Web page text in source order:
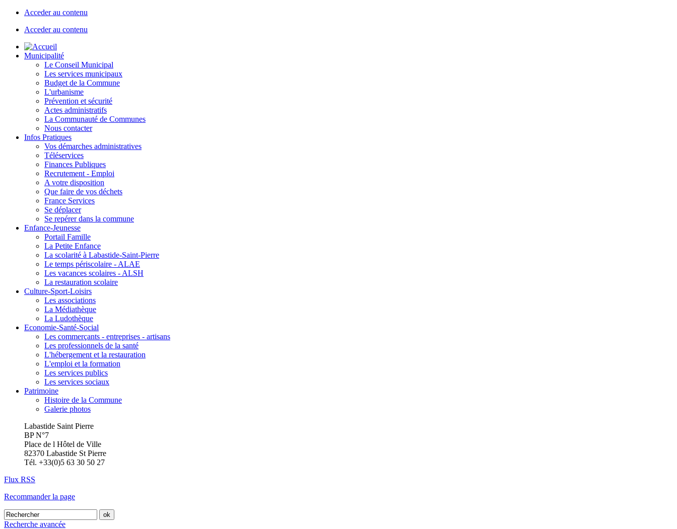
Acceder au contenu
Acceder au contenu
Municipalité
Le Conseil Municipal
Les services municipaux
Budget de la Commune
L'urbanisme
Prévention et sécurité
Actes administratifs
La Communauté de Communes
Nous contacter
Infos Pratiques
Vos démarches administratives
Téléservices
Finances Publiques
Recrutement - Emploi
A votre disposition
Que faire de vos déchets
France Services
Se déplacer
Se repérer dans la commune
Enfance-Jeunesse
Portail Famille
La Petite Enfance
La scolarité à Labastide-Saint-Pierre
Le temps périscolaire - ALAE
Les vacances scolaires - ALSH
La restauration scolaire
Culture-Sport-Loisirs
Les associations
La Médiathèque
La Ludothèque
Economie-Santé-Social
Les commerçants - entreprises - artisans
Les professionnels de la santé
L'hébergement et la restauration
L'emploi et la formation
Les services publics
Les services sociaux
Patrimoine
Histoire de la Commune
Galerie photos
Labastide Saint Pierre
BP N°7
Place de l Hôtel de Ville
82370 Labastide St Pierre
Tél. +33(0)5 63 30 50 27
Flux RSS
Recommander la page
Recherche avancée